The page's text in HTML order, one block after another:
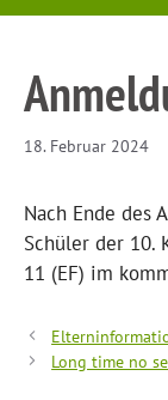
18. Februar 2024
Nach Ende des
Schüler der 10.
11 (EF) im
Long time no